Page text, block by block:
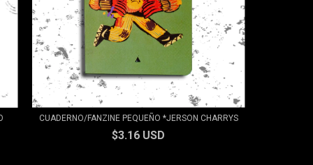
CUADERNO/FANZINE PEQUEÑO *JERSON CHARRYS
$3.16 USD